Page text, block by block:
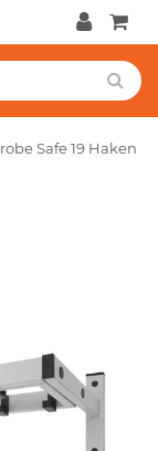
Safe 19 Haken